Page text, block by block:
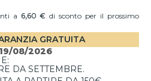
a 6,60 € di sconto per il prossimo
GRATUITA
19/08/2026
DA SETTEMBRE.